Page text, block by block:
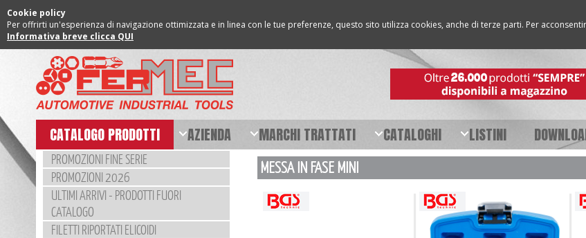
Cookie policy
Per offrirti un'esperienza di navigazione ottimizzata e in linea con le tue preferenze, questo sito utilizza cookies, anche di terze parti. Per
Informativa breve clicca QUI
CATALOGO PRODOTTI AZIENDA MARCHI TRATTATI CATALOGHI LISTINI
PROMOZIONI FINE SERIE
PROMOZIONI 2026
ULTIMI ARRIVI - PRODOTTI FUORI
CATALOGO
FILETTI RIPORTATI ELICOIDI
MESSA IN FASE MINI